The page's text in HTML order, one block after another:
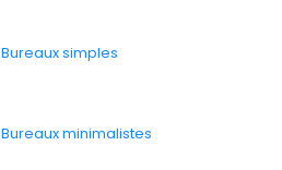
Bureaux simples
Bureaux minimalistes